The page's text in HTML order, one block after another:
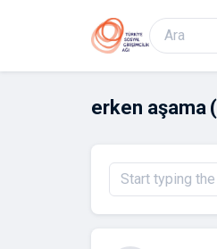
erken aşama